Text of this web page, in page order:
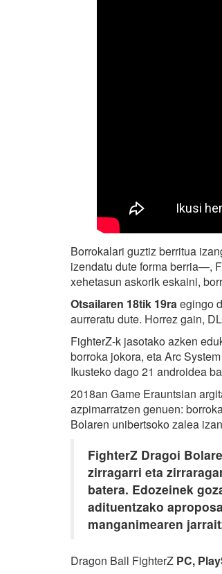
Borrokalari guztiz berritua
izendatu dute forma berria—,
xehetasun askorik eskaini,
Otsailaren 18tik 19raegingo
aurreratu dute. Horrez gain,
FighterZ-k jasotako azken
borroka jokora, eta Arc
Ikusteko dago 21 androidea
2018an Game Erauntsian
azpimarratzen genuen:
Bolaren unibertsoko zalea
FighterZ Dragoi
zirragarri eta
batera. Edozeinek
adituentzako
manganimearen
Dragon Ball FighterZ PC,